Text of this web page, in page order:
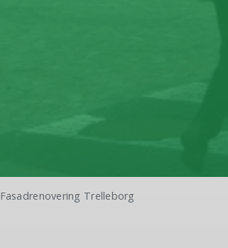
Fasadrenovering Trelleborg